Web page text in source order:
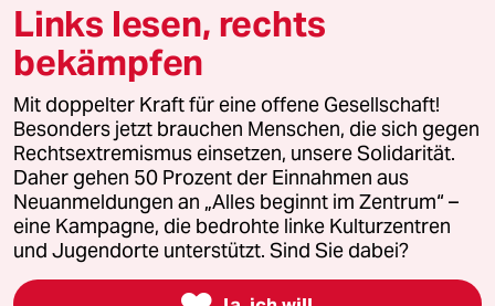
© 2026 taz Verlags und Vertriebs GmbH
Alle Rechte vorbehalten. Bei rechtlichen Fragen oder für Genehmigungen
wenden Sie sich bitte an
lizenzen@taz.de
Feedback Redaktionsstatut Kommune-Richtlinien
Leitlinie Informant Datenschutz Impressum AGB
Seitenwende Einwilligungen widerrufen (Ads)
Links lesen, rechts
bekämpfen
Mit doppelter Kraft für eine offene Gesellschaft!
Besonders jetzt brauchen Menschen, die sich gegen
Rechtsextremismus einsetzen, unsere Solidarität.
Daher gehen 50 Prozent der Einnahmen aus
Neuanmeldungen an „Alles beginnt im Zentrum“ –
eine Kampagne, die bedrohte linke Kulturzentren
und Jugendorte unterstützt. Sind Sie dabei?